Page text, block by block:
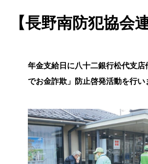
【長野南防犯協会
年金支給日に八十二銀行松代支店
でお金詐欺」防止啓発活動を行い